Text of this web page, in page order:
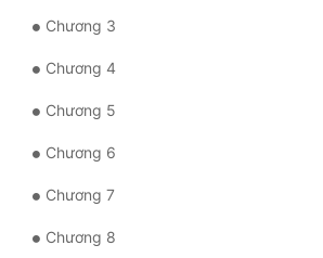
Chương 3
Chương 4
Chương 5
Chương 6
Chương 7
Chương 8